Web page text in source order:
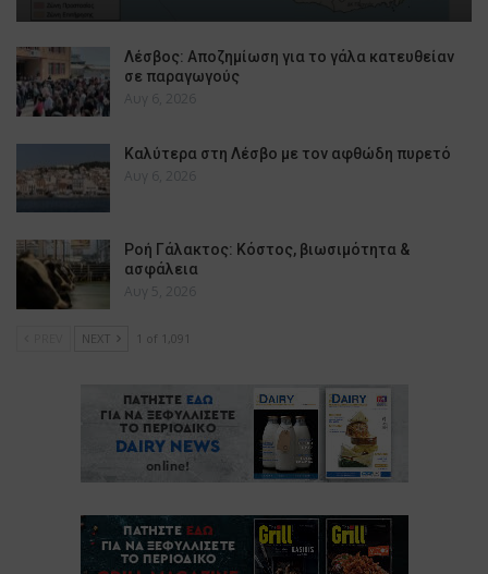
Λέσβος: Αποζημίωση για το γάλα κατευθείαν
σε παραγωγούς
Αυγ 6, 2026
Καλύτερα στη Λέσβο με τον αφθώδη πυρετό
Αυγ 6, 2026
Ροή Γάλακτος: Κόστος, βιωσιμότητα &
ασφάλεια
Αυγ 5, 2026
NEXT 1 of 1,091